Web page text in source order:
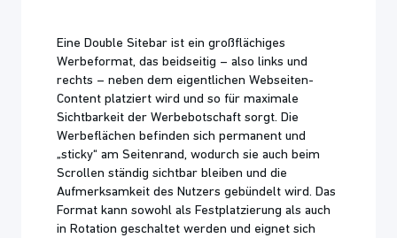
Eine Double Sitebar ist ein großflächiges
Werbeformat, das beidseitig – also links und
rechts – neben dem eigentlichen Webseiten-
Content platziert wird und so für maximale
Sichtbarkeit der Werbebotschaft sorgt. Die
Werbeflächen befinden sich permanent und
„sticky“ am Seitenrand, wodurch sie auch beim
Scrollen ständig sichtbar bleiben und die
Aufmerksamkeit des Nutzers gebündelt wird. Das
Format kann sowohl als Festplatzierung als auch
in Rotation geschaltet werden und eignet sich